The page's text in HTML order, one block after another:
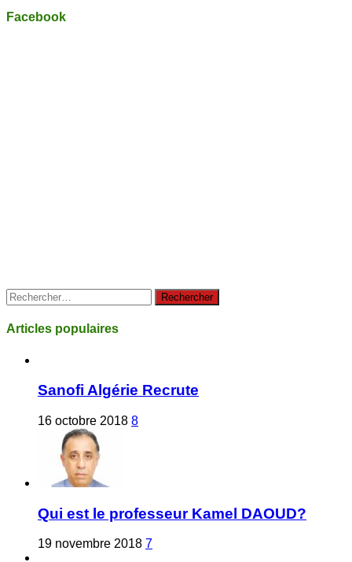
Facebook
Rechercher :
Articles populaires
Sanofi Algérie Recrute
16 octobre 2018 8
Qui est le professeur Kamel DAOUD?
19 novembre 2018 7